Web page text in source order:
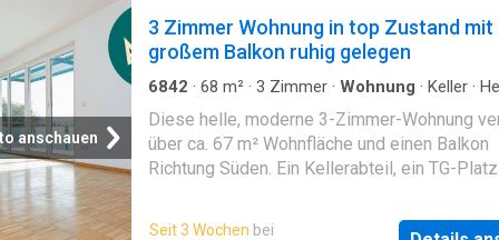
zum Verweilen im Freien ein. Alle Gebäude
unterkellert. Der Keller beinhaltet jeweils
zugeordnete Kellerabteile, Trocknungs- und
Technikräume sowie Fahrrad- und
Abstellplätze und eine Tiefgarage. Die
hervorragende und Raumaufteilung bietet
Platz für Pärchen und Familien. Durch ihre
Wohnungen sowohl für die Eigennutzung
anschauen
3 Zimmer Wohnung in top Zustand mit
großem Balkon ruhig gelegen
6842 · 68 m² · 3 Zimmer · Wohnung · Keller ·
Diese helle, moderne 3-Zimmer-Wohnung
über ca. 67 m² Wohnfläche und einen Balkon
Richtung Süden. Ein Kellerabteil, ein TG-Platz
Fenster, die moderne Ausstattung wie zB.
Seit 3 Wochen bei